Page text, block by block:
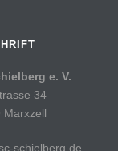
e. V.
34
Marxzell
schielberg.de